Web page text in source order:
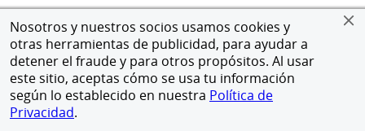
Nosotros y nuestros socios usamos cookies y
otras herramientas de publicidad, para ayudar a
detener el fraude y para otros propósitos. Al usar
este sitio, aceptas cómo se usa tu información
según lo establecido en nuestra Política de
Privacidad.